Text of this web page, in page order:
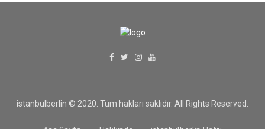
istanbulberlin © 2020. Tüm hakları saklıdır. All Rights Reserved.